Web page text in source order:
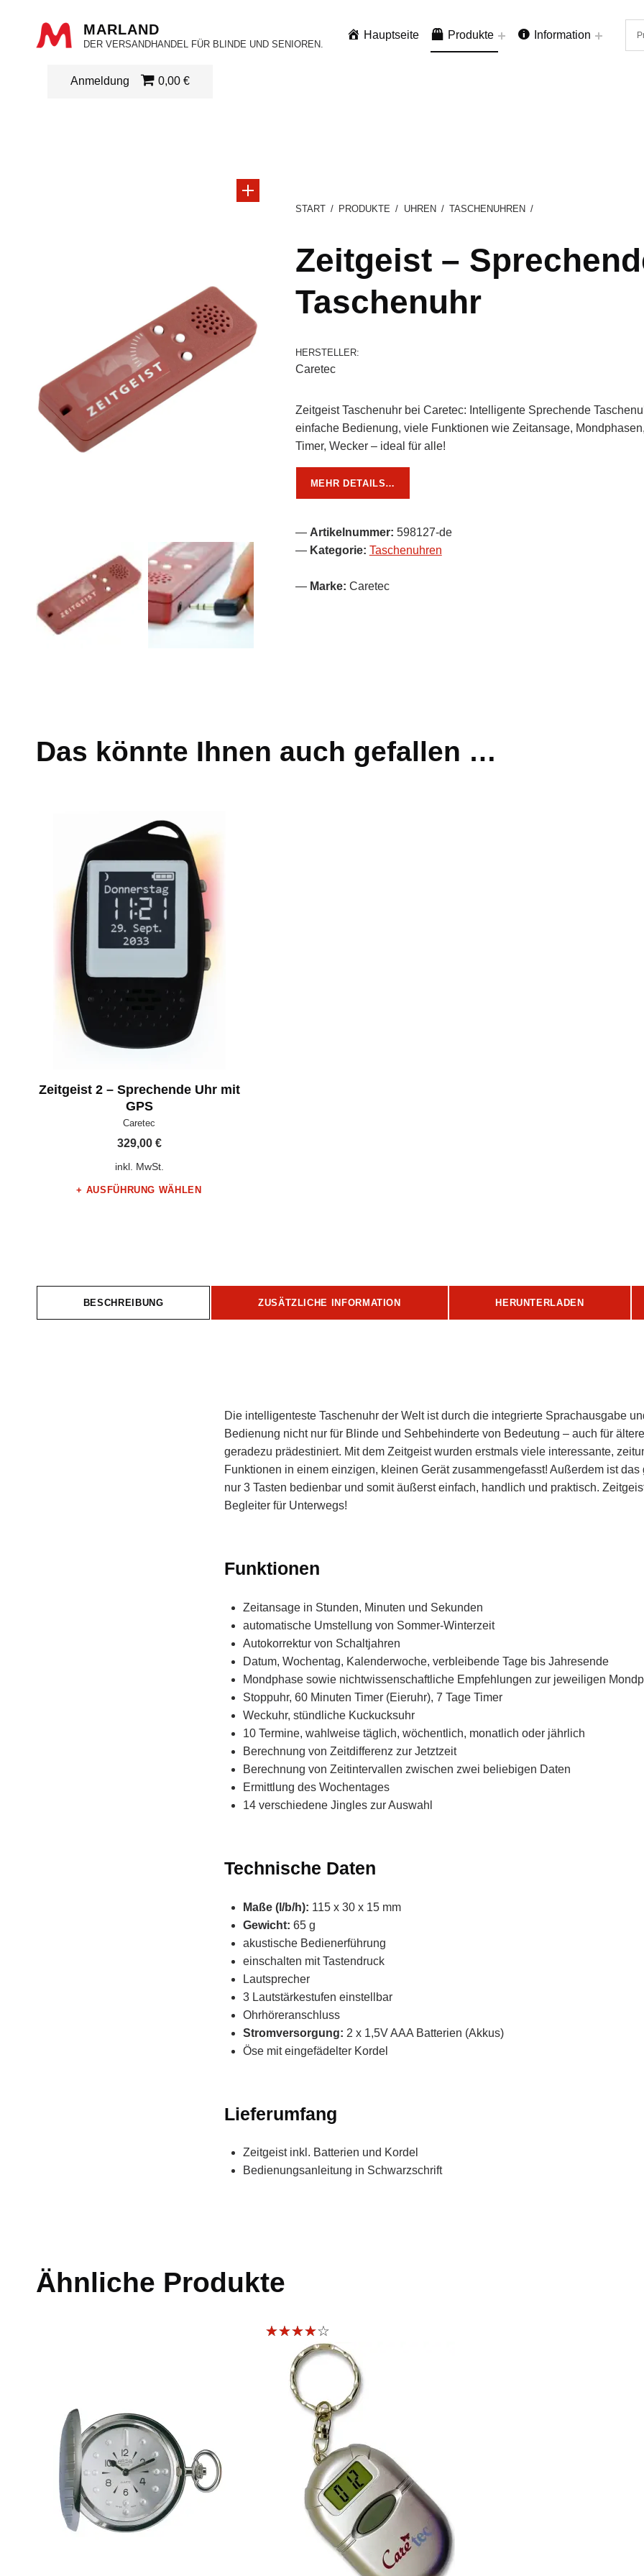
MARLAND
DER VERSANDHANDEL FÜR BLINDE UND SENIOREN.
Hauptseite Produkte Information
Anmeldung 0,00 €
START / PRODUKTE / UHREN / TASCHENUHREN /
Zeitgeist –
Taschenuhr
HERSTELLER:
Caretec
Zeitgeist Taschenuhr bei Caretec: Intelligente Sprechende
einfache Bedienung, viele Funktionen wie Zeitansage, Mondphasen,
Timer, Wecker – ideal für alle!
MEHR DETAILS…
Artikelnummer: 598127-de
Kategorie: Taschenuhren
Marke: Caretec
Das könnte Ihnen auch gefallen …
Zeitgeist 2 – Sprechende Uhr mit
GPS
Caretec
329,00 €
inkl. MwSt.
AUSFÜHRUNG WÄHLEN
BESCHREIBUNG ZUSÄTZLICHE INFORMATION HERUNTERLADEN
Die intelligenteste Taschenuhr der Welt ist durch die integrierte Sprachausgabe
Bedienung nicht nur für Blinde und Sehbehinderte von Bedeutung – auch für
geradezu prädestiniert. Mit dem Zeitgeist wurden erstmals viele interessante,
Funktionen in einem einzigen, kleinen Gerät zusammengefasst! Außerdem ist das
nur 3 Tasten bedienbar und somit äußerst einfach, handlich und praktisch.
Begleiter für Unterwegs!
Funktionen
Zeitansage in Stunden, Minuten und Sekunden
automatische Umstellung von Sommer-Winterzeit
Autokorrektur von Schaltjahren
Datum, Wochentag, Kalenderwoche, verbleibende Tage bis Jahresende
Mondphase sowie nichtwissenschaftliche Empfehlungen zur jeweiligen
Stoppuhr, 60 Minuten Timer (Eieruhr), 7 Tage Timer
Weckuhr, stündliche Kuckucksuhr
10 Termine, wahlweise täglich, wöchentlich, monatlich oder jährlich
Berechnung von Zeitdifferenz zur Jetztzeit
Berechnung von Zeitintervallen zwischen zwei beliebigen Daten
Ermittlung des Wochentages
14 verschiedene Jingles zur Auswahl
Technische Daten
Maße (l/b/h): 115 x 30 x 15 mm
Gewicht: 65 g
akustische Bedienerführung
einschalten mit Tastendruck
Lautsprecher
3 Lautstärkestufen einstellbar
Ohrhöreranschluss
Stromversorgung: 2 x 1,5V AAA Batterien (Akkus)
Öse mit eingefädelter Kordel
Lieferumfang
Zeitgeist inkl. Batterien und Kordel
Bedienungsanleitung in Schwarzschrift
Ähnliche Produkte
Bewert
et mit
4.00
von 5